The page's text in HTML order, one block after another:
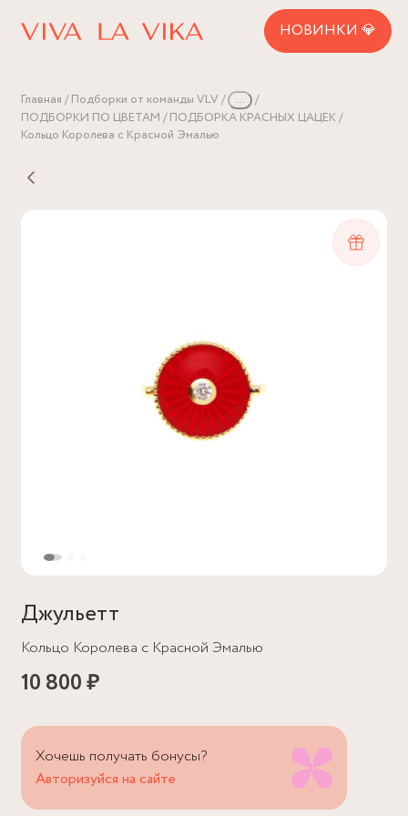
НОВИНКИ 💎
Главная Подборки от команды VLV
...
ПОДБОРКИ ПО ЦВЕТАМ
ПОДБОРКА КРАСНЫХ ЦАЦЕК
Кольцо Королева с Красной Эмалью
Джульетт
Кольцо Королева с Красной Эмалью
10 800 ₽
Хочешь получать бонусы?
Авторизуйся на сайте